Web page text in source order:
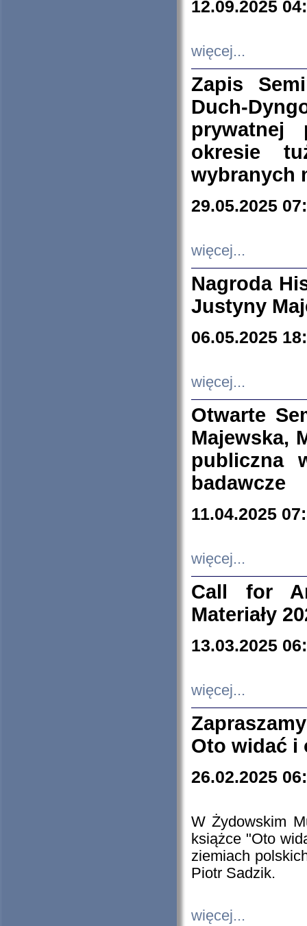
12.09.2025
więcej...
Zapis
Duch-
prywatnej
okresie
wybranych
29.05.2025
więcej...
Nagroda
Justyny
06.05.2025
więcej...
Otwarte
Majewska,
publiczna
badawcze
11.04.2025
więcej...
Call for
Materiały
13.03.2025
więcej...
Oto widać i
26.02.2025
W Żydowskim
książce "Oto
ziemiach
Piotr Sadzik.
więcej...